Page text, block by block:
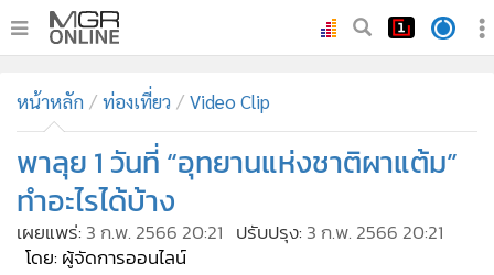
ทันเหตุการณ์
• ภาคใต้
ภูมิภาค
Online Section
บันเทิง
หน้าหลัก ท่องเที่ยว Video Clip
พาลุย 1 วันที่ “อุทยานแห่งชาติผาแต้ม”
ทำอะไรได้บ้าง
เผยแพร่: 3 ก.พ. 2566 20:21 ปรับปรุง: 3 ก.พ. 2566 20:21
โดย: ผู้จัดการออนไลน์